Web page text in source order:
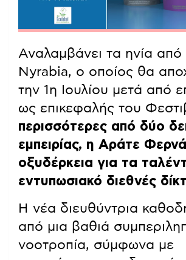
Αναλαμβάνει τα ηνία
Nyrabia, ο οποίος θα
την 1η Ιουλίου μετά από
ως επικεφαλής του
περισσότερες από δύο
εμπειρίας, η Αράτε
οξυδέρκεια για τα
εντυπωσιακό διεθνές
Η νέα διευθύντρια
από μια βαθιά
νοοτροπία, σύμφωνα με